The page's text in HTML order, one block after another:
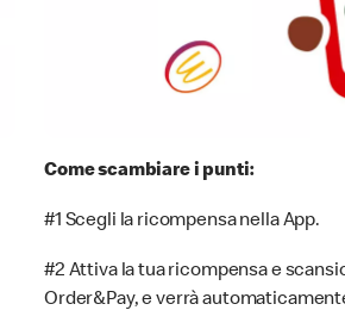
Come scambiare i punti:
#1 Scegli la ricompensa nella App.
#2 Attiva la tua ricompensa e
Order&Pay, e verrà